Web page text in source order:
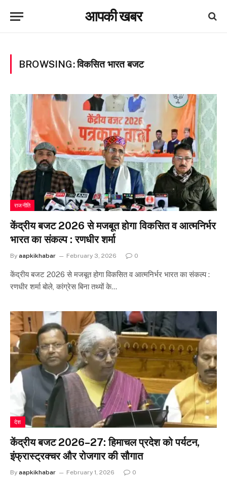
आपकी खबर
BROWSING:विकसित भारत बजट
राजनीति
केंद्रीय बजट 2026 से मजबूत होगा विकसित व आत्मनिर्भर
भारत का संकल्प : रणधीर शर्मा
By aapkikhabar February 3, 2026 0
केंद्रीय बजट 2026 से मजबूत होगा विकसित व आत्मनिर्भर भारत का संकल्प :
रणधीर शर्मा बोले, कांग्रेस बिना तथ्यों के…
देश
केंद्रीय बजट 2026–27: हिमाचल प्रदेश को पर्यटन,
इंफ्रास्ट्रक्चर और रोजगार की सौगात
By aapkikhabar February 1, 2026 0